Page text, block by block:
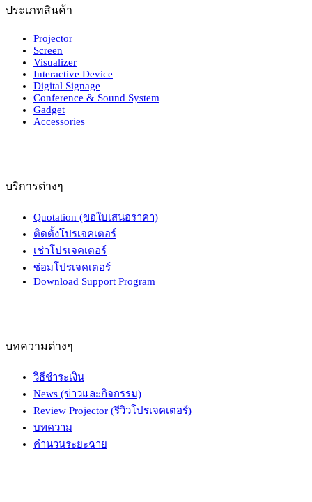
ประเภทสินค้า
Projector
Screen
Visualizer
Interactive Device
Digital Signage
Conference & Sound System
Gadget
Accessories
บริการต่างๆ
Quotation (ขอใบเสนอราคา)
ติดตั้งโปรเจคเตอร์
เช่าโปรเจคเตอร์
ซ่อมโปรเจคเตอร์
Download Support Program
บทความต่างๆ
วิธีชำระเงิน
News (ข่าวและกิจกรรม)
Review Projector (รีวิวโปรเจคเตอร์)
บทความ
คำนวนระยะฉาย